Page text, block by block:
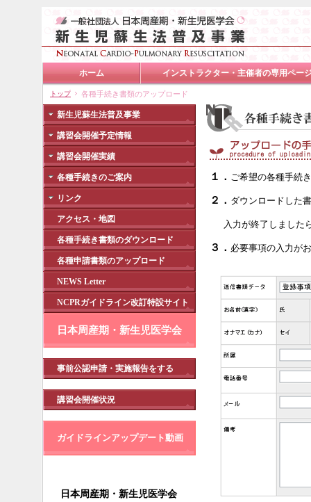
ホーム インストラクター・主催者の専用ペー
トップ 各種手続き書類のアップロード
新生児蘇生法普及事業
講習会開催予定情報
講習会開催実績
各種手続きのご案内
リンク
アクセス・地図
各種手続き書類のダウンロード
各種申請書類のアップロード
NEWS Letter
NCPRガイドライン改訂特設サイト
日本周産期・新生児医学会
事前公認申請・実施報告をする
講習会開催状況
ガイドラインアップデート動画
日本周産期・新生児医学会
１． ご希望の各種手続
２． ダウンロードした
入力が終了しました
３． 必要事項の入力が